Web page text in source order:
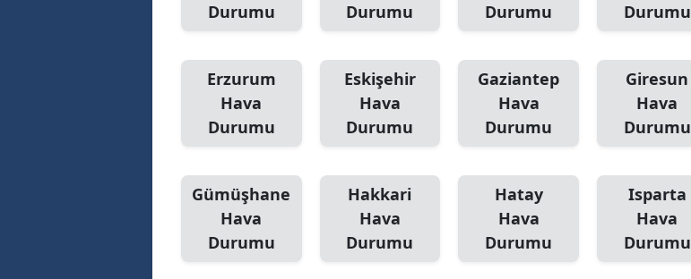
Durumu
Durumu
Durumu
Durumu
Erzurum
Hava
Durumu
Eskişehir
Hava
Durumu
Gaziantep
Hava
Durumu
Giresun
Hava
Durumu
Gümüşhane
Hava
Durumu
Hakkari
Hava
Durumu
Hatay
Hava
Durumu
Isparta
Hava
Durumu